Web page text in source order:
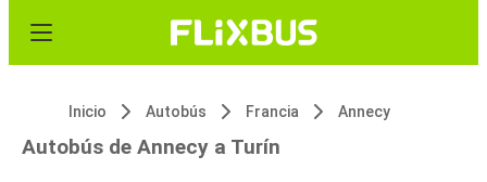
Inicio Autobús Francia Annecy
Autobús de Annecy a Turín